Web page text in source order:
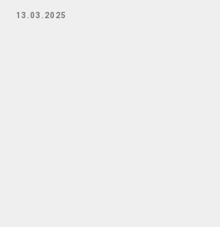
13.03.2025